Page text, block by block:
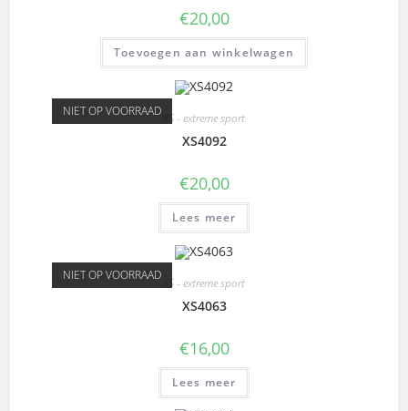
€20,00
Toevoegen aan winkelwagen
NIET OP VOORRAAD XS - extreme sport
XS4092
€20,00
Lees meer
NIET OP VOORRAAD XS - extreme sport
XS4063
€16,00
Lees meer